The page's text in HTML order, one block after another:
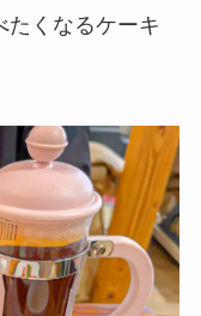
たくなるケーキ